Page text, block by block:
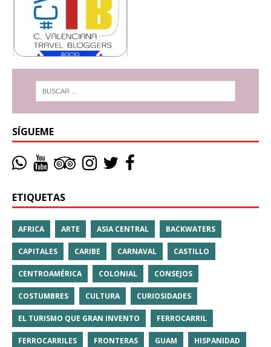
SÍGUEME
ETIQUETAS
AFRICA ARTE ASIA CENTRAL BACKWATERS
CAPITALES CARIBE CARNAVAL CASTILLO
CENTROAMÉRICA COLONIAL CONSEJOS
COSTUMBRES CULTURA CURIOSIDADES
EL TURISMO QUE GRAN INVENTO FERROCARRIL
FERROCARRILES FRONTERAS GUAM HISPANIDAD